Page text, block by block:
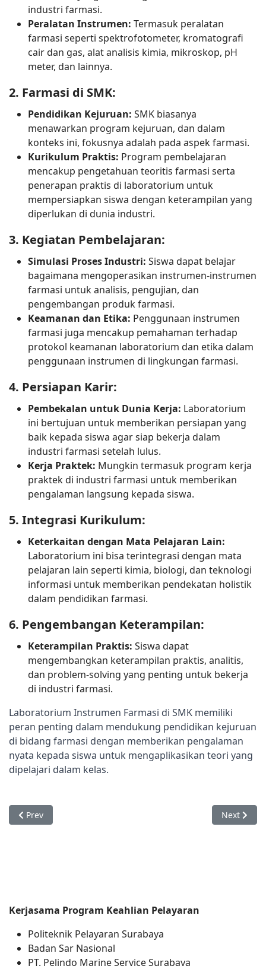
industri farmasi.
Peralatan Instrumen: Termasuk peralatan
farmasi seperti spektrofotometer, kromatografi
cair dan gas, alat analisis kimia, mikroskop, pH
meter, dan lainnya.
2. Farmasi di SMK:
Pendidikan Kejuruan: SMK biasanya
menawarkan program kejuruan, dan dalam
konteks ini, fokusnya adalah pada aspek farmasi.
Kurikulum Praktis: Program pembelajaran
mencakup pengetahuan teoritis farmasi serta
penerapan praktis di laboratorium untuk
mempersiapkan siswa dengan keterampilan yang
diperlukan di dunia industri.
3. Kegiatan Pembelajaran:
Simulasi Proses Industri: Siswa dapat belajar
bagaimana mengoperasikan instrumen-instrumen
farmasi untuk analisis, pengujian, dan
pengembangan produk farmasi.
Keamanan dan Etika: Penggunaan instrumen
farmasi juga mencakup pemahaman terhadap
protokol keamanan laboratorium dan etika dalam
penggunaan instrumen di lingkungan farmasi.
4. Persiapan Karir:
Pembekalan untuk Dunia Kerja: Laboratorium
ini bertujuan untuk memberikan persiapan yang
baik kepada siswa agar siap bekerja dalam
industri farmasi setelah lulus.
Kerja Praktek: Mungkin termasuk program kerja
praktek di industri farmasi untuk memberikan
pengalaman langsung kepada siswa.
5. Integrasi Kurikulum:
Keterkaitan dengan Mata Pelajaran Lain:
Laboratorium ini bisa terintegrasi dengan mata
pelajaran lain seperti kimia, biologi, dan teknologi
informasi untuk memberikan pendekatan holistik
dalam pendidikan farmasi.
6. Pengembangan Keterampilan:
Keterampilan Praktis: Siswa dapat
mengembangkan keterampilan praktis, analitis,
dan problem-solving yang penting untuk bekerja
di industri farmasi.
Laboratorium Instrumen Farmasi di SMK memiliki
peran penting dalam mendukung pendidikan kejuruan
di bidang farmasi dengan memberikan pengalaman
nyata kepada siswa untuk mengaplikasikan teori yang
dipelajari dalam kelas.
Previous article: Laboratorium Teknologi Farmasi
Prev Next
Next
Kerjasama Program Keahlian Pelayaran
Politeknik Pelayaran Surabaya
Badan Sar Nasional
PT. Pelindo Marine Service Surabaya